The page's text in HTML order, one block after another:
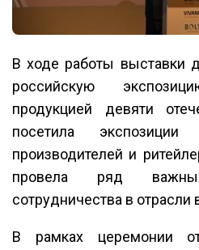
В ходе работы выставки
российскую
продукцией девяти
посетила
производителей и
провела ряд
сотрудничества в отрасли
В рамках церемонии